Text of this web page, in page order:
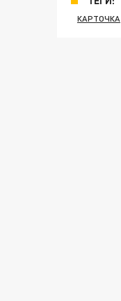
КАРТОЧКА